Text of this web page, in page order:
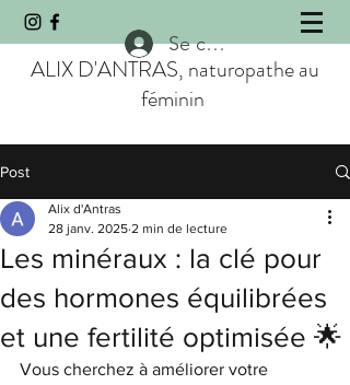
ALIX D'ANTRAS, naturopathe au
féminin
Se connecter
Post
Les minéraux : la clé pour
des hormones équilibrées
et une fertilité optimisée 🌟
Alix d'Antras
28 janv. 2025 2 min de lecture
Vous cherchez à améliorer votre